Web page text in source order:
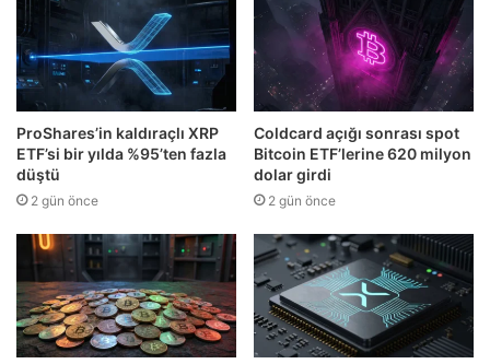
ProShares’in kaldıraçlı XRP
ETF’si bir yılda %95’ten fazla
düştü
2 gün önce
Coldcard açığı sonrası spot
Bitcoin ETF’lerine 620 milyon
dolar girdi
2 gün önce